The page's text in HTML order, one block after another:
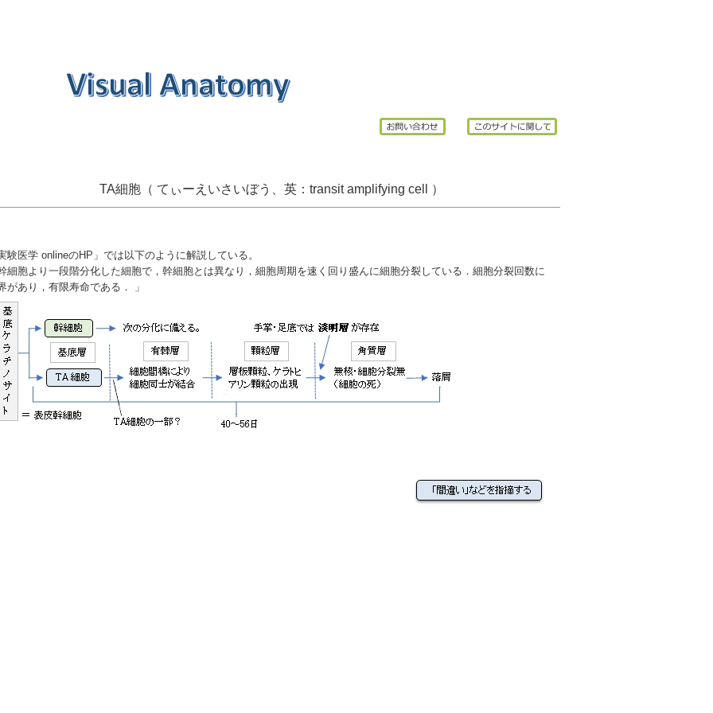
TA細胞（ てぃーえいさいぼう、英：transit amplifying cell ）
験医学 onlineのHP 」では以下のように解説している。
細胞より一段階分化した細胞で，幹細胞とは異なり，細胞周期を速く回り盛んに細胞分裂している．細胞分裂回数に
があり，有限寿命である． 」